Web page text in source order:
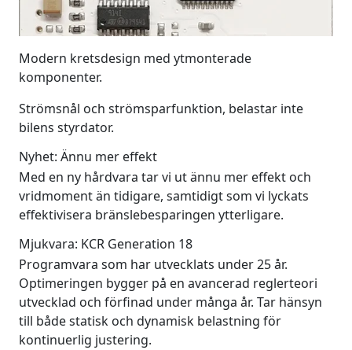
Modern kretsdesign med ytmonterade
komponenter.
Strömsnål och strömsparfunktion, belastar inte
bilens styrdator.
Nyhet: Ännu mer effekt
Med en ny hårdvara tar vi ut ännu mer effekt och
vridmoment än tidigare, samtidigt som vi lyckats
effektivisera bränslebesparingen ytterligare.
Mjukvara: KCR Generation 18
Programvara som har utvecklats under 25 år.
Optimeringen bygger på en avancerad reglerteori
utvecklad och förfinad under många år. Tar hänsyn
till både statisk och dynamisk belastning för
kontinuerlig justering.